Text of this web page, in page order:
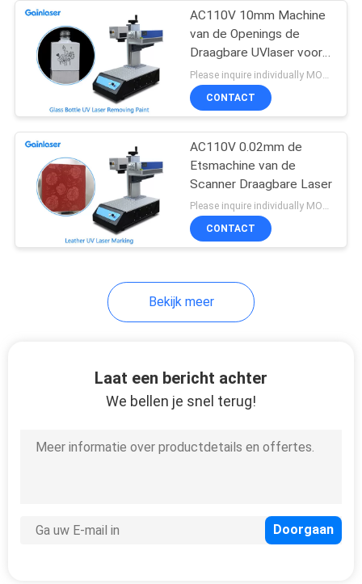
De Scanner van
lasergalvo
13
DPSS
De Scanner van Co2
AC110V 10mm Machine
van de Openings de
Draagbare UVlaser voor
Metaal
CONTACT
AC110V 0.02mm de
Etsmachine van de
Scanner Draagbare Laser
Please inquire individually MOQ:1
CONTACT
Bekijk meer
Laat een bericht achter
We bellen je snel terug!